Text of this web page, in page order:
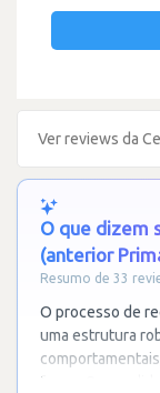
Ver reviews da
O que dizem
(anterior
Resumo de 33
O processo de
uma estrutura
fases. Os